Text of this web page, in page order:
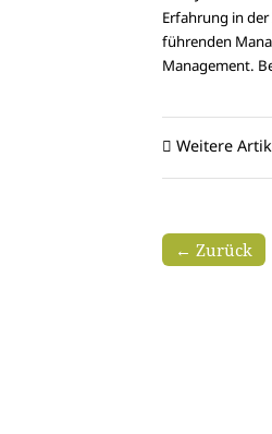
Erfahrung in
führenden
Management.
Weitere
← Zurück